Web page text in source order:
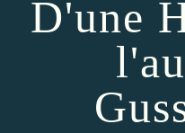
D'une